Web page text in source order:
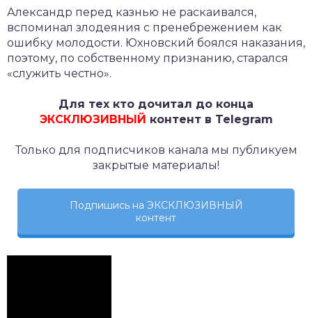
Александр перед казнью не раскаивался,
вспоминал злодеяния с пренебрежением как
ошибку молодости. Юхновский боялся наказания,
поэтому, по собственному признанию, старался
«служить честно».
Для тех кто дочитал до конца
ЭКСКЛЮЗИВНЫЙ контент в Telegram
Только для подписчиков канала мы публикуем
закрытые материалы!
Подпишись на ЭКСКЛЮЗИВНЫЙ
контент